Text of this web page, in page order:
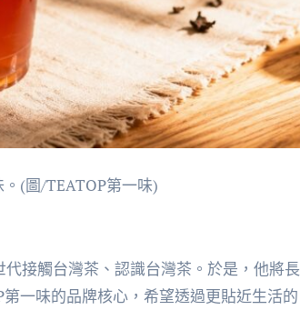
(圖/TEATOP第一味)
接觸台灣茶、認識台灣茶。於是，他將長
一味的品牌核心，希望透過更貼近生活的